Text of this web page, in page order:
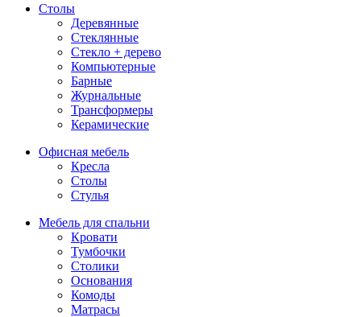
Столы
Деревянные
Стеклянные
Стекло + дерево
Компьютерные
Барные
Журнальные
Трансформеры
Керамические
Офисная мебель
Кресла
Столы
Стулья
Мебель для спальни
Кровати
Тумбочки
Столики
Основания
Комоды
Матрасы